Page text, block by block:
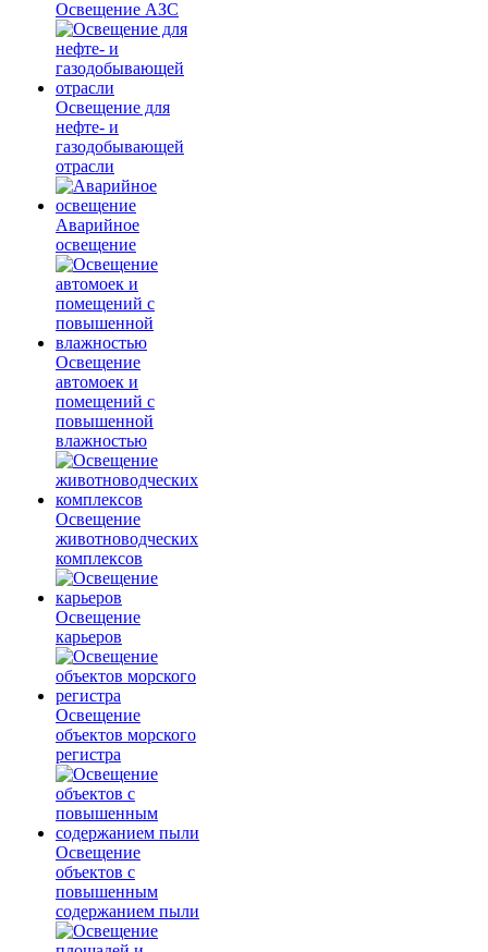
Освещение АЗС
Освещение для
нефте- и
газодобывающей
отрасли
Аварийное
освещение
Освещение
автомоек и
помещений с
повышенной
влажностью
Освещение
животноводческих
комплексов
Освещение
карьеров
Освещение
объектов морского
регистра
Освещение
объектов с
повышенным
содержанием пыли